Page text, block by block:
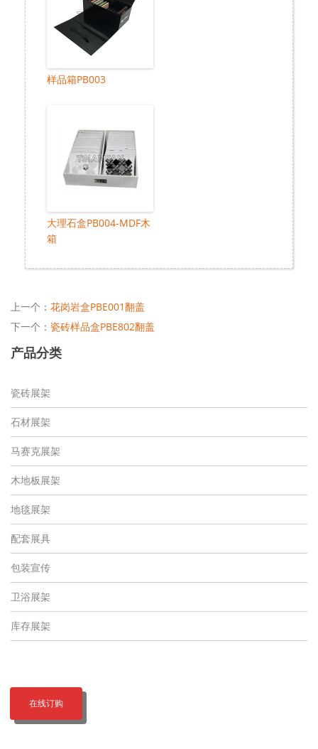
样品箱PB003
大理石盒PB004-MDF木
箱
上一个： 花岗岩盒PBE001翻盖
下一个： 瓷砖样品盒PBE802翻盖
产品分类
瓷砖展架
石材展架
马赛克展架
木地板展架
地毯展架
配套展具
包装宣传
卫浴展架
库存展架
在线订购